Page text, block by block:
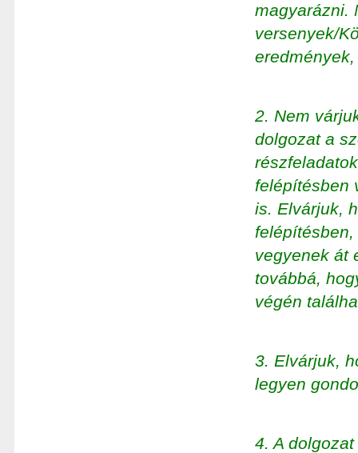
magyarázni.
versenyek/
2. Nem
dolgozat a
felépítésben
is. Elvárjuk,
vegyenek át
továbbá,
végén
3. Elvárjuk,
legyen
4. A